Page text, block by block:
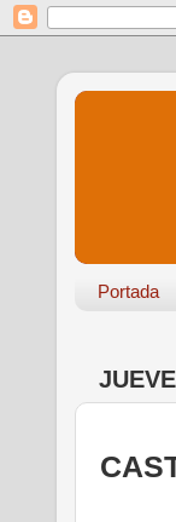
Portada